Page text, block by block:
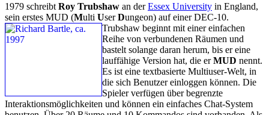
1979 schreibt Roy Trubshaw an derEssex University in England,
sein erstes MUD (Multi UserDungeon) auf einer DEC-10.
Trubshaw beginnt mit einer einfachen
Reihe von verbundenen Räumen und
bastelt solange daran herum, bis er eine
lauffähige Version hat, die erMUD nennt.
Es ist eine textbasierte Multiuser-Welt, in
die sich Benutzer einloggen können. Die
Spieler verfügen über begrenzte
Interaktionsmöglichkeiten und können ein einfaches Chat-System